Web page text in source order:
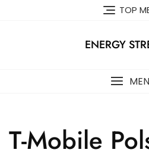
TOP
ENERGY
T-Mobile